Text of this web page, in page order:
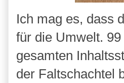
Ich mag es, dass
für die Umwelt.
gesamten
der Faltschachtel